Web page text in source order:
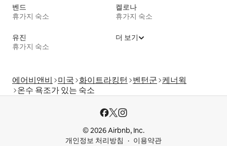
벤드
휴가지 숙소
켈로나
휴가지 숙소
유진
휴가지 숙소
더 보기
에어비앤비 미국 화이트라킹턴 벤턴군 케너윅
온수 욕조가 있는 숙소
© 2026 Airbnb, Inc.
개인정보 처리방침
이용약관